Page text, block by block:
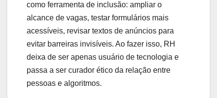
como ferramenta de inclusão: ampliar o
alcance de vagas, testar formulários mais
acessíveis, revisar textos de anúncios para
evitar barreiras invisíveis. Ao fazer isso, RH
deixa de ser apenas usuário de tecnologia e
passa a ser curador ético da relação entre
pessoas e algoritmos.